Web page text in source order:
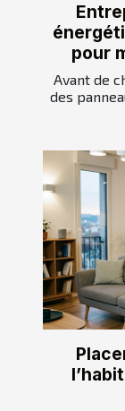
pour
Avant de
des